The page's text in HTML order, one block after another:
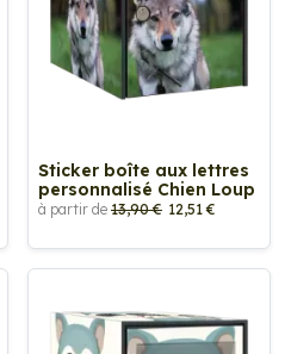
Sticker boîte aux lettres
personnalisé Chien Loup
à partir de 13,90 € 12,51 €